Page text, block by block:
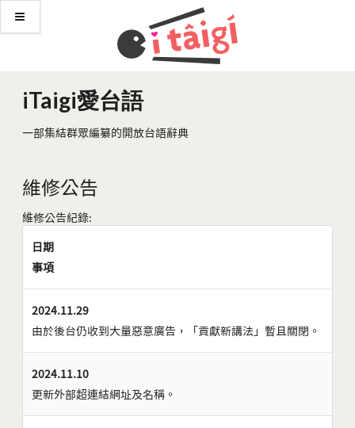
iTaigi愛台語
一部集結群眾編纂的開放台語辭典
維修公告
維修公告紀錄:
日期
事項
2024.11.29
由於後台仍收到大量惡意廣告，「貢獻新講法」暫且關閉。
2024.11.10
更新外部超連結網址及名稱。